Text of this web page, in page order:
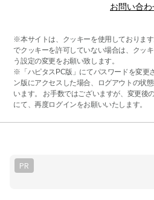
お問い合わ
※本サイトは、クッキーを使用しておりま
でクッキーを許可していない場合は、クッ
う設定の変更をお願い致します。
※「ハピタスPC版」にてパスワードを変更
ン版にアクセスした場合、ログアウトの状
います。 お手数ではございますが、変更後
にて、再度ログインをお願いいたします。
PR